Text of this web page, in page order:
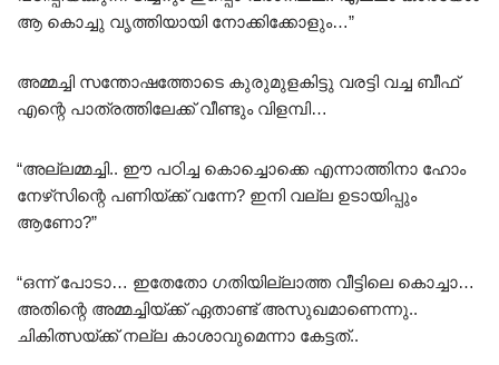
ആ കൊച്ചു വൃത്തിയായി നോക്കിക്കോളും…”
അമ്മച്ചി സന്തോഷത്തോടെ കുരുമുളകിട്ടു വരട്ടി വച്ച ബീഫ്
എന്റെ പാത്രത്തിലേക്ക് വീണ്ടും വിളമ്പി…
“അല്ലമ്മച്ചി.. ഈ പഠിച്ച കൊച്ചൊക്കെ എന്നാത്തിനാ ഹോം
നേഴ്‌സിന്റെ പണിയ്ക്ക് വന്നേ? ഇനി വല്ല ഉടായിപ്പും
ആണോ?”
“ഒന്ന് പോടാ… ഇതേതോ ഗതിയില്ലാത്ത വീട്ടിലെ കൊച്ചാ…
അതിന്റെ അമ്മച്ചിയ്ക്ക് ഏതാണ്ട് അസുഖമാണെന്നു..
ചികിത്സയ്ക്ക് നല്ല കാശാവുമെന്നാ കേട്ടത്..